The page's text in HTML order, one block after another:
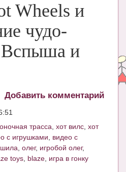
Wheels и
чудо-
и
Добавить комментарий
трасса хот вилс хот
с игрушками
видео с
олег, игробой олег,
toys blaze игра в гонку